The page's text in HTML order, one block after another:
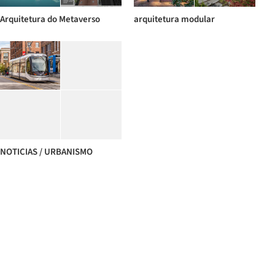
Arquitetura do Metaverso arquitetura modular
NOTICIAS / URBANISMO